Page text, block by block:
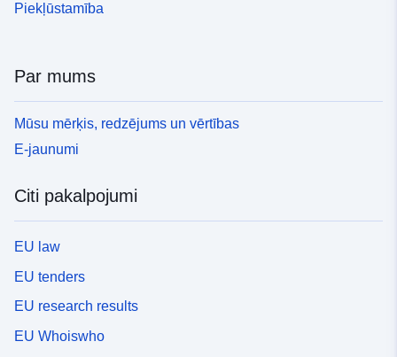
Piekļūstamība
Par mums
Mūsu mērķis, redzējums un vērtības
E-jaunumi
Citi pakalpojumi
EU law
EU tenders
EU research results
EU Whoiswho